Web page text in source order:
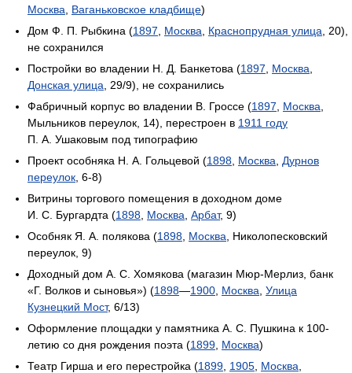
Москва
Ваганьковское кладбище)
Дом Ф. П. Рыбкина (1897 Москва Краснопрудная улица , 20),
не сохранился
Постройки во владении Н. Д. Банкетова (1897 Москва
Донская улица , 29/9), не сохранились
Фабричный корпус во владении В. Гроссе (1897 Москва
Мыльников переулок, 14), перестроен в 1911 году
П. А. Ушаковым под типографию
Проект особняка Н. А. Гольцевой (1898 Москва
Дурнов
переулок , 6-8)
Витрины торгового помещения в доходном доме
И. С. Бургардта (1898 Москва Арбат, 9)
Особняк Я. А. полякова (1898 Москва , Николопесковский
переулок, 9)
Доходный дом А. С. Хомякова (магазин Мюр-Мерлиз, банк
«Г. Волков и сыновья») (1898—1900 Москва Улица
Кузнецкий Мост, 6/13)
Оформление площадки у памятника А. С. Пушкина к 100-
летию со дня рождения поэта (1899 Москва)
Театр Гирша и его перестройка (1899 1905 Москва